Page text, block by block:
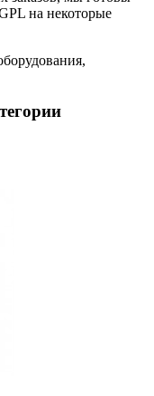
на некоторые